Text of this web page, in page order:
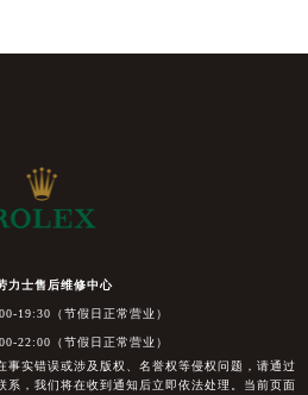
力士售后维修中心
19:30（节假日正常营业）
22:00（节假日正常营业）
事实错误或涉及版权、名誉权等侵权问题，请通过
系，我们将在收到通知后立即依法处理。当前页面